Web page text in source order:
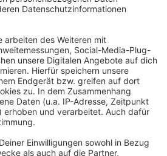
Deutsch-Finne kommt von den
Düsseldorf.
Mackin: Erster Neuzugang fix
Düsseldorfer EG haben endlich
Die Rot-Gelben haben heute ihren
nach dem Saisonende bekannt
Sommer wird Corey Mackin